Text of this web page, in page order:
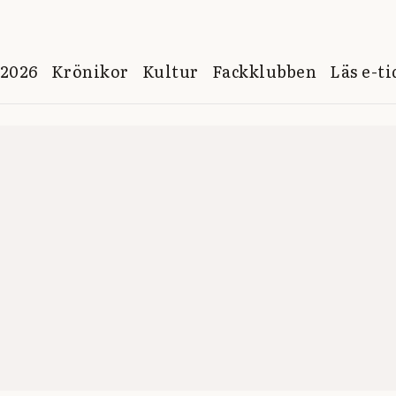
Krönikor Kultur Fackklubben Läs e-